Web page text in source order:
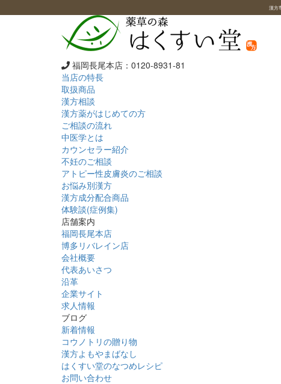
漢方
福岡長尾本店： 0120-8931-81
当店の特長
取扱商品
漢方相談
漢方薬がはじめての方
ご相談の流れ
中医学とは
カウンセラー紹介
不妊のご相談
アトピー性皮膚炎のご相談
お悩み別漢方
漢方成分配合商品
体験談(症例集)
店舗案内
福岡長尾本店
博多リバレイン店
会社概要
代表あいさつ
沿革
企業サイト
求人情報
ブログ
新着情報
コウノトリの贈り物
漢方よもやまばなし
はくすい堂のなつめレシピ
お問い合わせ